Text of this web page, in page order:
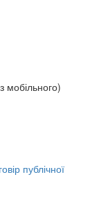
мобільного)
публічної